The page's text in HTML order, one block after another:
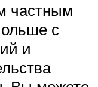
частным
с
и